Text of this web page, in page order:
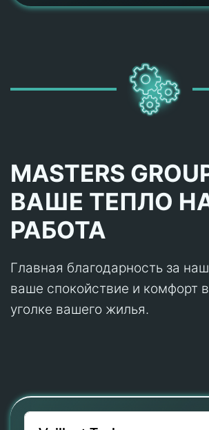
MASTERS
ВАШЕ ТЕПЛО
РАБОТА
Главная благодарность за
ваше спокойствие и комфорт
уголке вашего жилья.